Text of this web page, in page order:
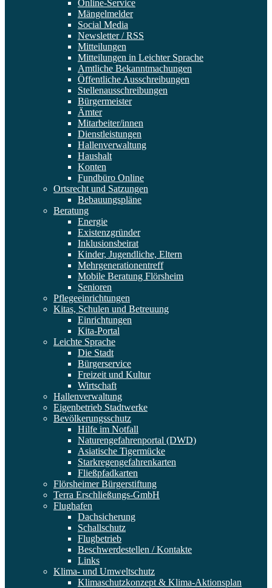
Online-Service
Mängelmelder
Social Media
Newsletter / RSS
Mitteilungen
Mitteilungen in Leichter Sprache
Amtliche Bekanntmachungen
Öffentliche Ausschreibungen
Stellenausschreibungen
Bürgermeister
Ämter
Mitarbeiter/innen
Dienstleistungen
Hallenverwaltung
Haushalt
Konten
Fundbüro Online
Ortsrecht und Satzungen
Bebauungspläne
Beratung
Energie
Existenzgründer
Inklusionsbeirat
Kinder, Jugendliche, Eltern
Mehrgenerationentreff
Mobile Beratung Flörsheim
Senioren
Pflegeeinrichtungen
Kitas, Schulen und Betreuung
Einrichtungen
Kita-Portal
Leichte Sprache
Die Stadt
Bürgerservice
Freizeit und Kultur
Wirtschaft
Hallenverwaltung
Eigenbetrieb Stadtwerke
Bevölkerungsschutz
Hilfe im Notfall
Naturengefahrenportal (DWD)
Asiatische Tigermücke
Starkregengefahrenkarten
Fließpfadkarten
Flörsheimer Bürgerstiftung
Terra Erschließungs-GmbH
Flughafen
Dachsicherung
Schallschutz
Flugbetrieb
Beschwerdestellen / Kontakte
Links
Klima- und Umweltschutz
Klimaschutzkonzept & Klima-Aktionsplan